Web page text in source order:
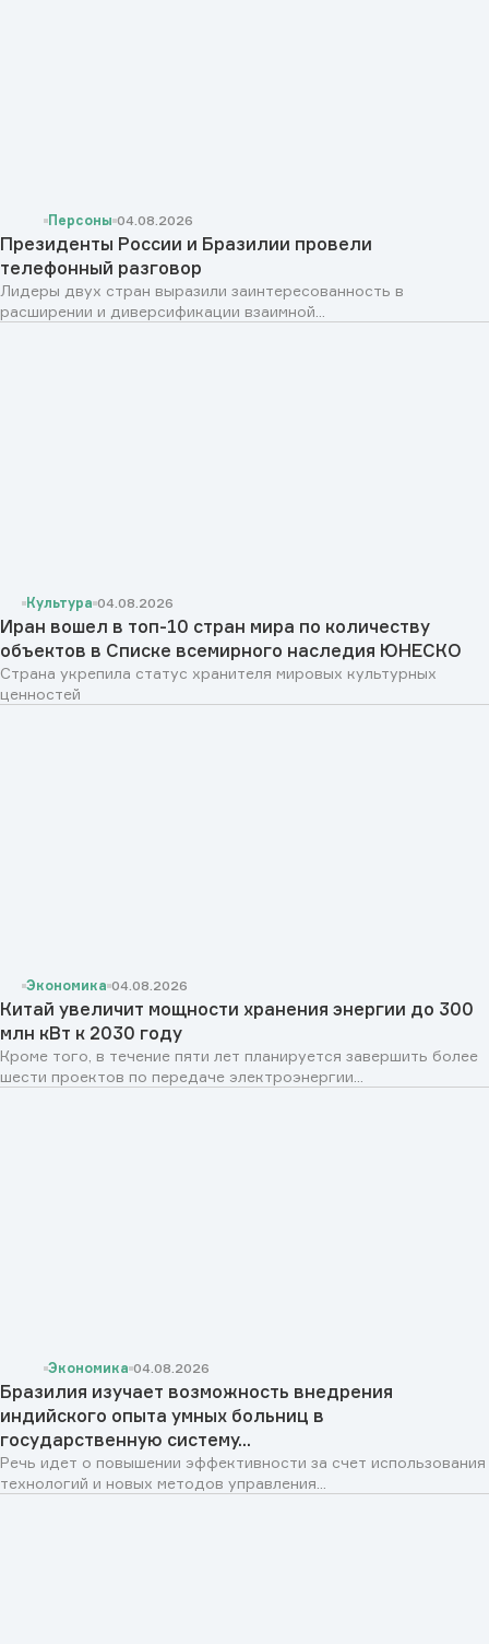
Персоны 04.08.2026
Президенты России и Бразилии провели
телефонный разговор
Лидеры двух стран выразили заинтересованность в
расширении и диверсификации взаимной...
Культура 04.08.2026
Иран вошел в топ-10 стран мира по количеству
объектов в Списке всемирного наследия ЮНЕСКО
Страна укрепила статус хранителя мировых культурных
ценностей
Экономика 04.08.2026
Китай увеличит мощности хранения энергии до 300
млн кВт к 2030 году
Кроме того, в течение пяти лет планируется завершить более
шести проектов по передаче электроэнергии...
Экономика 04.08.2026
Бразилия изучает возможность внедрения
индийского опыта умных больниц в
государственную систему...
Речь идет о повышении эффективности за счет использования
технологий и новых методов управления...